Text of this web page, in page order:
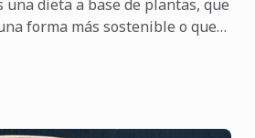
una dieta a base de plantas, que
forma más sostenible o que